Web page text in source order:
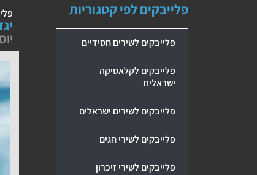
פלייבקים לפי קטגוריות
פלייבקים לשירים חסידיים
פלייבקים לקלאסיקה
ישראלית
פלייבקים לשירים ישראלים
פלייבקים לשירי חגים
פלייבקים לשירי זיכרון